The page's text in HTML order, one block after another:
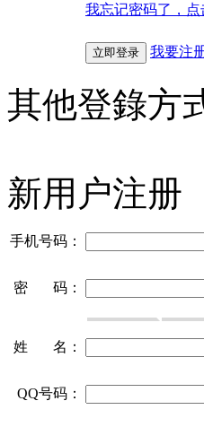
我忘记密码了，点
我要注
其他登錄方
新用户注册
手机号码：
密 码：
姓 名：
QQ号码：